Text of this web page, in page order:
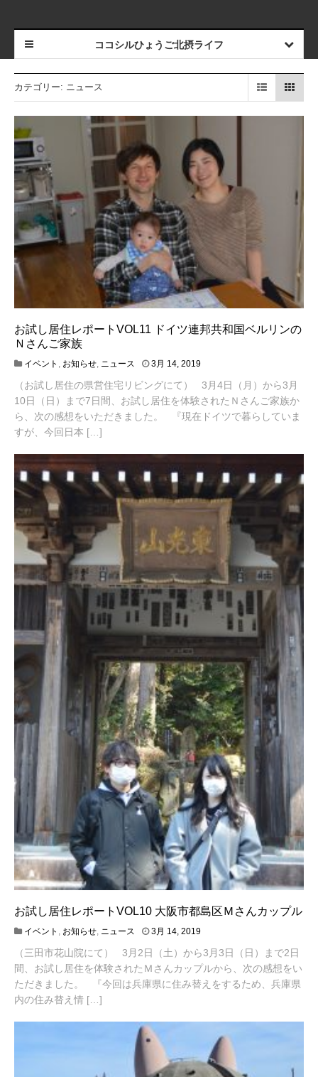
ココシルひょうご北摂ライフ
カテゴリー: ニュース
お試し居住レポートVOL11 ドイツ連邦共和国ベルリンの
Ｎさんご家族
イベント , お知らせ, ニュース 3月 14, 20194
2
0
,
2
（お試し居住の県営住宅リビングにて） 3月4日（月）から3月
10日（日）まで7日間、お試し居住を体験されたＮさんご家族か
ら、次の感想をいただきました。 『現在ドイツで暮らしていま
すが、今回日本 […]
お試し居住レポートVOL10 大阪市都島区Ｍさんカップル
イベント , お知らせ, ニュース 3月 14, 20194
2
0
,
2
（三田市花山院にて） 3月2日（土）から3月3日（日）まで2日
間、お試し居住を体験されたＭさんカップルから、次の感想をい
ただきました。 『今回は兵庫県に住み替えをするため、兵庫県
内の住み替え情 […]